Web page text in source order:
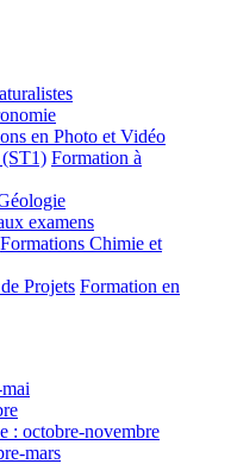
en Photo et Vidéo
(ST1) Formation à
examens
Formations Chimie et
Projets Formation en
: octobre-novembre
mars